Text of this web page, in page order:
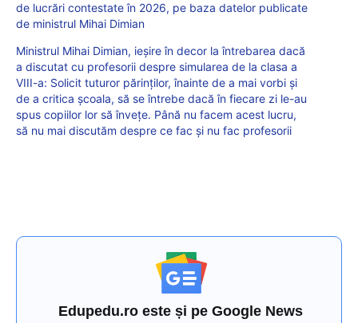
de lucrări contestate în 2026, pe baza datelor publicate
de ministrul Mihai Dimian
Ministrul Mihai Dimian, ieșire în decor la întrebarea dacă
a discutat cu profesorii despre simularea de la clasa a
VIII-a: Solicit tuturor părinților, înainte de a mai vorbi și
de a critica școala, să se întrebe dacă în fiecare zi le-au
spus copiilor lor să învețe. Până nu facem acest lucru,
să nu mai discutăm despre ce fac și nu fac profesorii
Edupedu.ro este și pe Google News